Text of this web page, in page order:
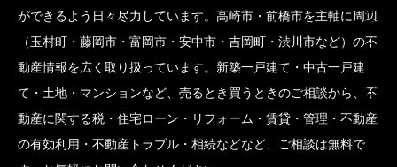
ができるよう日々尽力しています。高崎市・前橋市を主軸に周辺
（玉村町・藤岡市・富岡市・安中市・吉岡町・渋川市など）の不
動産情報を広く取り扱っています。新築一戸建て・中古一戸建
て・土地・マンションなど、売るとき買うときのご相談から、不
動産に関する税・住宅ローン・リフォーム・賃貸・管理・不動産
の有効利用・不動産トラブル・相続などなど、ご相談は無料で
SCROLL BOTTOM